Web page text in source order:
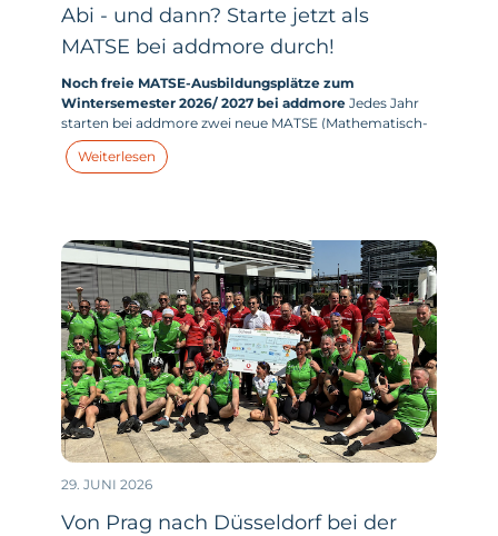
Abi - und dann? Starte jetzt als
MATSE bei addmore durch!
Noch freie MATSE-Ausbildungsplätze zum
Wintersemester 2026/ 2027 bei addmoreJedes Jahr
starten bei addmore zwei neue MATSE (Mathematisch-
technischer-Softwareentwickler:in) in ihr duales
Studium. Und dieses Jahr haben wir zum
Weiterlesen
29. JUNI 2026
Von Prag nach Düsseldorf bei der